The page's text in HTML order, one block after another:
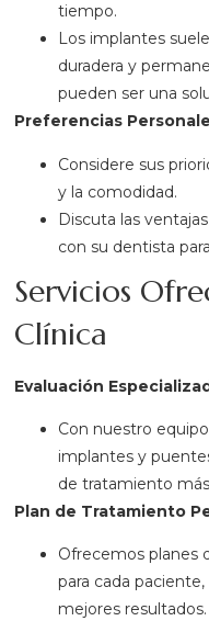
tiempo.
Los implantes
duradera y
pueden ser una
Preferencias
Considere sus
y la comodidad.
Discuta las
con su dentista
Servicios
Clínica
Evaluación
Con nuestro
implantes y
de tratamiento
Plan de Tratamiento
Ofrecemos planes
para cada
mejores resultados.